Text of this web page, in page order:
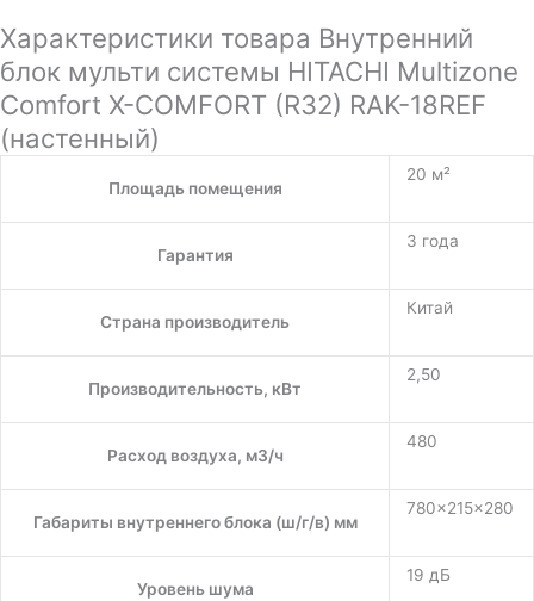
Характеристики товара Внутренний
блок мульти системы HITACHI Multizone
Comfort X-COMFORT (R32) RAK-18REF
(настенный)
Площадь помещения
20 м²
Гарантия
3 года
Страна производитель
Китай
Производительность, кВт
2,50
Расход воздуха, м3/ч
480
Габариты внутреннего блока (ш/г/в) мм
780×215×280
Уровень шума
19 дБ